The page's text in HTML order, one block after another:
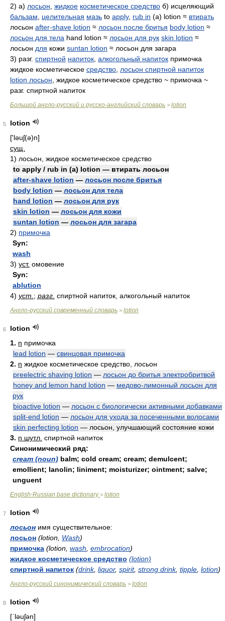
2) а) лосьон жидкое косметическое средство б) исцеляющий
бальзам
целительная мазь to apply, rub in (a) lotion ≈ втирать
лосьон after-shave lotion ≈ лосьон после бритья body lotion ≈
лосьон для тела hand lotion ≈ лосьон для рук skin lotion ≈
лосьон для кожи suntan lotion ≈ лосьон для загара
3) разг. спиртной напиток алкогольный напиток примочка
жидкое косметическое средство лосьон спиртной напиток
lotion лосьон , жидкое косметическое средство ~ примочка ~
разг. спиртной напиток
Большой англо-русский и русско-английский словарь > lotion
5
lotion
['ləuʃ(ə)n]
сущ.
1) лосьон, жидкое косметическое средство
to apply / rub in (a) lotion — втирать лосьон
after-shave lotion — лосьон после бритья
body lotion — лосьон для тела
hand lotion — лосьон для рук
skin lotion — лосьон для кожи
suntan lotion — лосьон для загара
2) примочка
Syn:
wash
3) уст. омовение
Syn:
ablution
4) уст. ; разг. спиртной напиток, алкогольный напиток
Англо-русский современный словарь > lotion
6
lotion
1. n примочка
lead lotion — свинцовая примочка
2. n жидкое косметическое средство, лосьон
preelectric shaving lotion — лосьон до бритья электробритвой
honey and lemon hand lotion — медово-лимонный лосьон для
рук
bioactive lotion — лосьон с биологически активными добавками
split-end lotion — лосьон для ухода за посеченными волосами
skin perfecting lotion — лосьон, улучшающий состояние кожи
3. n шутл. спиртной напиток
Синонимический ряд:
cream (noun) balm; cold cream; cream; demulcent;
emollient; lanolin; liniment; moisturizer; ointment; salve;
unguent
English-Russian base dictionary> lotion
7
lotion
лосьон имя существительное:
лосьон (lotion, Wash)
примочка (lotion, wash embrocation)
жидкое косметическое средство (lotion)
спиртной напиток (drink, liquor, spirit, strong drink, tipple lotion)
Англо-русский синонимический словарь > lotion
8
lotion
[ˈləuʃən]